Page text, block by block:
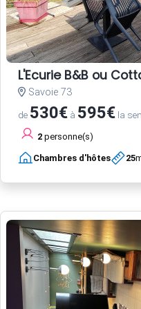
L'Ecurie B&B ou
Savoie 73
de 530€ à 595€ la
2 personne(s)
Chambres d'hôtes 25